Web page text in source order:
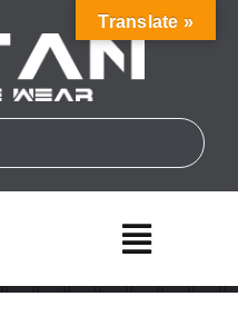
Toggle
Translate »